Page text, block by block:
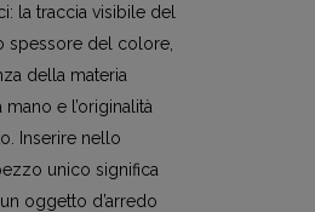
la traccia visibile del
spessore del colore,
della materia
e l’originalità
Inserire nello
unico significa
oggetto d’arredo